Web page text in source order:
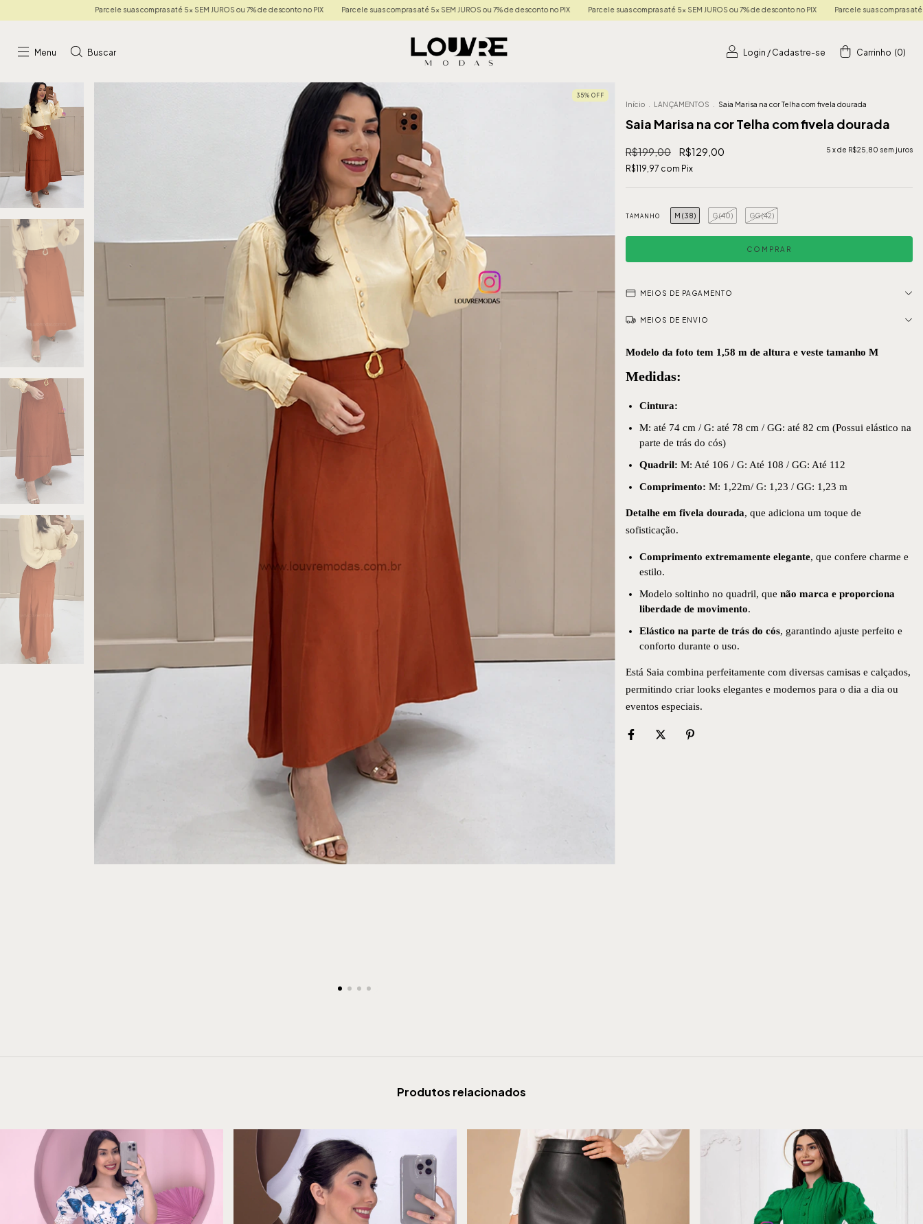
Parcele suas compras até 5x SEM JUROS ou 7% de desconto no PIX Parcele suas compras até 5x SEM JUROS ou 7% de desconto no PIX Parcele suas compras até 5x SEM JUROS ou 7% de desconto no PIX Parcele suas compras até 5x SEM JUROS ou 7% de
Menu Buscar Login / Cadastre-se Carrinho (0)
35% OFF
Início LANÇAMENTOS Saia Marisa na cor Telha com fivela dourada
Saia Marisa na cor Telha com fivela dourada
R$199,00 R$129,00 5 x de R$25,80 sem juros
R$119,97 com Pix
TAMANHO M (38) G (40) GG (42)
MEIOS DE PAGAMENTO
MEIOS DE ENVIO
Modelo da foto tem 1,58 m de altura e veste tamanho M
Medidas:
Cintura:
M: até 74 cm / G: até 78 cm / GG: até 82 cm (Possui elástico na
parte de trás do cós)
Quadril: M: Até 106 / G: Até 108 / GG: Até 112
Comprimento: M: 1,22m/ G: 1,23 / GG: 1,23 m
Detalhe em fivela dourada, que adiciona um toque de
sofisticação.
Comprimento extremamente elegante, que confere charme e
estilo.
Modelo soltinho no quadril, que não marca e proporciona
liberdade de movimento.
Elástico na parte de trás do cós, garantindo ajuste perfeito e
conforto durante o uso.
Está Saia combina perfeitamente com diversas camisas e calçados,
permitindo criar looks elegantes e modernos para o dia a dia ou
eventos especiais.
Produtos relacionados